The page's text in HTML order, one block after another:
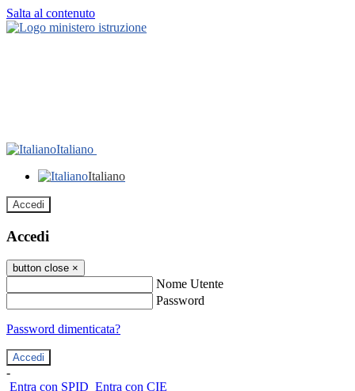
Salta al contenuto
Italiano
Italiano
Accedi
Accedi
button close ×
Nome Utente
Password
Password dimenticata?
-
Entra con SPID Entra con CIE